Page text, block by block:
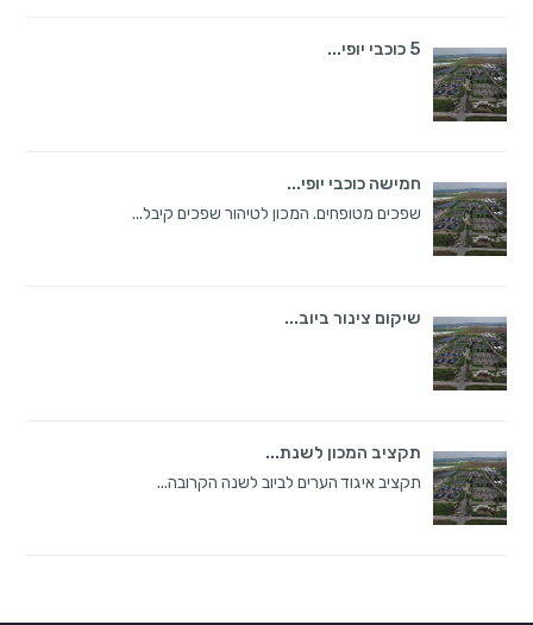
5 כוכבי יופי...
חמישה כוכבי יופי...
שפכים מטופחים. המכון לטיהור שפכים קיבל...
שיקום צינור ביוב...
תקציב המכון לשנת...
תקציב איגוד הערים לביוב לשנה הקרובה...